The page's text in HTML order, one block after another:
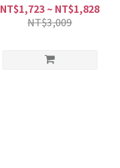
NT$1,723 ~ NT$1,828
NT$3,009